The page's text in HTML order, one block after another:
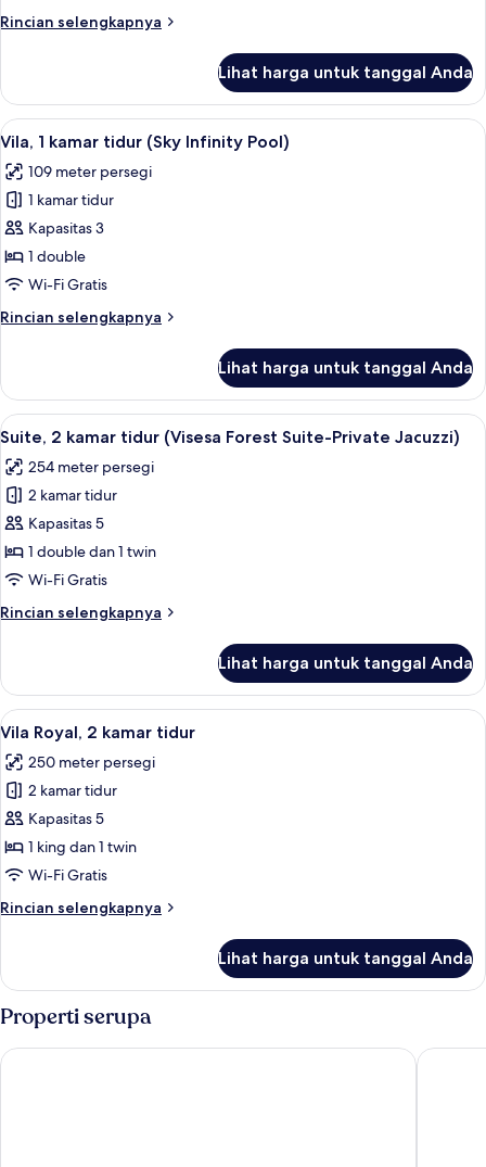
(Sky
Rincian selengkapnya
Rincian
Vila,
kamar
(Sky
Infinity
Lihat harga untuk tanggal Anda
Lihat
semua
foto
untuk
Vila,
1
kamar
(Sky
Vila, 1 kamar tidur (Sky Infinity Pool)
7
Vila, 1 kamar tidur (Sky Infinity Pool)
109 meter persegi
1 kamar tidur
Kapasitas 3
1 double
Wi-Fi Gratis
Rincian selengkapnya
Rincian
Vila,
kamar
(Sky
Infinity
Lihat harga untuk tanggal Anda
Lihat
semua
foto
untuk
Suite,
2
kamar
(Visesa
Private
Jacuzzi)
Suite, 2 kamar tidur (Visesa Forest
5
Suite, 2 kamar tidur (Visesa Forest Suite-Private Jacuzzi)
254 meter persegi
2 kamar tidur
Kapasitas 5
1 double dan 1 twin
Wi-Fi Gratis
Rincian selengkapnya
Rincian
Suite,
kamar
(Visesa
Forest
Private
Jacuzzi)
Lihat harga untuk tanggal Anda
Lihat
semua
foto
untuk
Vila
Royal,
2
tidur
Vila Royal, 2 kamar tidur | Seprai
9
Vila Royal, 2 kamar tidur
250 meter persegi
2 kamar tidur
Kapasitas 5
1 king dan 1 twin
Wi-Fi Gratis
Rincian selengkapnya
Rincian
Vila
2
tidur
Lihat harga untuk tanggal Anda
Properti serupa
Maya Ubud Resort and Spa The